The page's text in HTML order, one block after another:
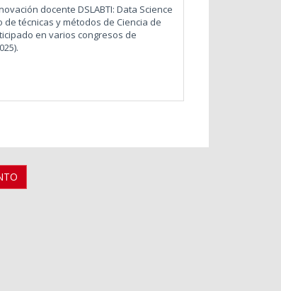
docente DSLABTI: Data Science
técnicas y métodos de Ciencia de
en varios congresos de